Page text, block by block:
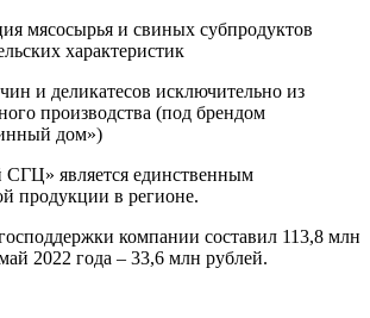
мясосырья и свиных субпродуктов
характеристик
и деликатесов исключительно из
производства (под брендом
дом»)
является единственным
продукции в регионе.
компании составил 113,8 млн
2022 года – 33,6 млн рублей.